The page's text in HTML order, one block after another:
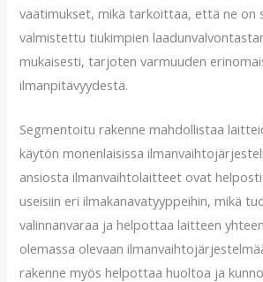
vaatimukset, mikä tarkoittaa, että ne on
valmistettu tiukimpien
mukaisesti, tarjoten varmuuden
ilmanpitävyydestä.
Segmentoitu rakenne mahdollistaa
käytön monenlaisissa
ansiosta ilmanvaihtolaitteet ovat
useisiin eri ilmakanavatyyppeihin, mikä
valinnanvaraa ja helpottaa laitteen
olemassa olevaan
rakenne myös helpottaa huoltoa ja